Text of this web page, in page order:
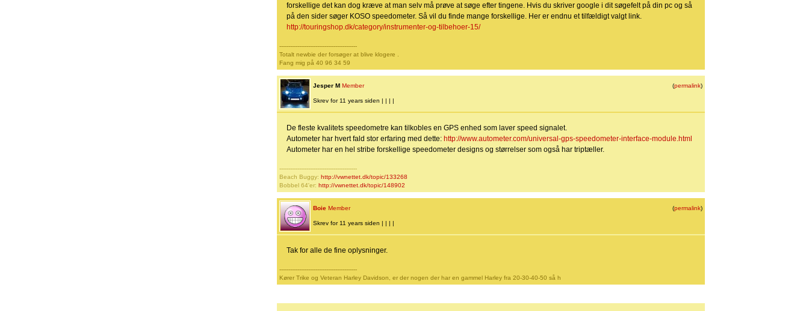
forskellige det kan dog kræve at man selv må prøve at søge efter tingene. Hvis du skriver google i dit søgefelt på din pc og så
på den sider søger KOSO speedometer. Så vil du finde mange forskellige. Her er endnu et tilfældigt valgt link.
http://touringshop.dk/category/instrumenter-og-tilbehoer-15/
-------------------------------------------
Totalt newbie der forsøger at blive klogere .
Fang mig på 40 96 34 59
(permalink)
Jesper M Member
Skrev for 11 years siden | | | |
De fleste kvalitets speedometre kan tilkobles en GPS enhed som laver speed signalet.
Autometer har hvert fald stor erfaring med dette: http://www.autometer.com/universal-gps-speedometer-interface-module.html
Autometer har en hel stribe forskellige speedometer designs og størrelser som også har triptæller.
-------------------------------------------
Beach Buggy: http://vwnettet.dk/topic/133268
Bobbel 64'er: http://vwnettet.dk/topic/148902
(permalink)
Boie Member
Skrev for 11 years siden | | | |
Tak for alle de fine oplysninger.
-------------------------------------------
Kører Trike og Veteran Harley Davidson, er der nogen der har en gammel Harley fra 20-30-40-50 så h